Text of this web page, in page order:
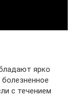
ярко
с течением